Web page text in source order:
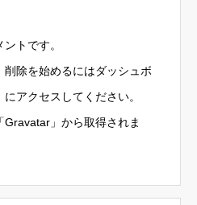
トです。
削除を始めるにはダッシュボ
アクセスしてください。
Gravatar 」から取得されま